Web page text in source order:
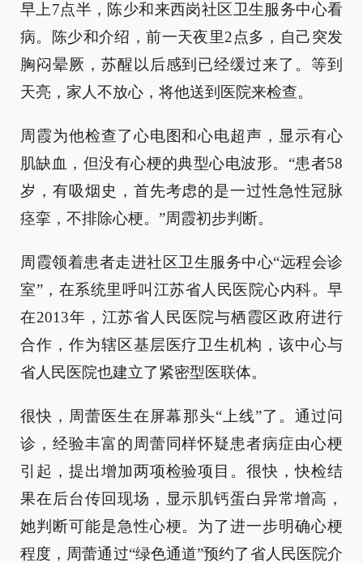
早上7点半，陈少和来西岗社区卫生服务中心看
病。陈少和介绍，前一天夜里2点多，自己突发
胸闷晕厥，苏醒以后感到已经缓过来了。等到
天亮，家人不放心，将他送到医院来检查。
周霞为他检查了心电图和心电超声，显示有心
肌缺血，但没有心梗的典型心电波形。“患者58
岁，有吸烟史，首先考虑的是一过性急性冠脉
痉挛，不排除心梗。”周霞初步判断。
周霞领着患者走进社区卫生服务中心“远程会诊
室”，在系统里呼叫江苏省人民医院心内科。早
在2013年，江苏省人民医院与栖霞区政府进行
合作，作为辖区基层医疗卫生机构，该中心与
省人民医院也建立了紧密型医联体。
很快，周蕾医生在屏幕那头“上线”了。通过问
诊，经验丰富的周蕾同样怀疑患者病症由心梗
引起，提出增加两项检验项目。很快，快检结
果在后台传回现场，显示肌钙蛋白异常增高，
她判断可能是急性心梗。为了进一步明确心梗
程度，周蕾通过“绿色通道”预约了省人民医院介